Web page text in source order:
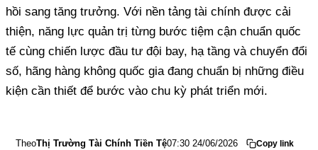
hồi sang tăng trưởng. Với nền tảng tài chính được cải
thiện, năng lực quản trị từng bước tiệm cận chuẩn quốc
tế cùng chiến lược đầu tư đội bay, hạ tầng và chuyển đổi
số, hãng hàng không quốc gia đang chuẩn bị những điều
kiện cần thiết để bước vào chu kỳ phát triển mới.
TheoThị Trường Tài Chính Tiền Tệ07:30 24/06/2026 Copy link